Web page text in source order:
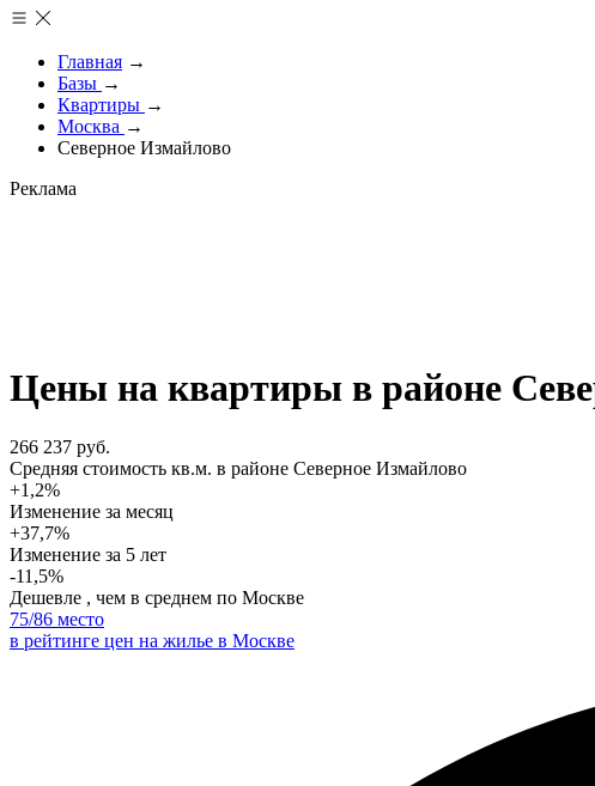
Главная →
Базы →
Квартиры →
Москва →
Северное Измайлово
Реклама
Цены на квартиры в районе
266 237 руб.
Cредняя стоимость кв.м. в районе Северное Измайлово
+1,2%
Изменение за месяц
+37,7%
Изменение за 5 лет
-11,5%
Дешевле , чем в среднем по Москве
75/86 место
в рейтинге цен на жилье в Москве